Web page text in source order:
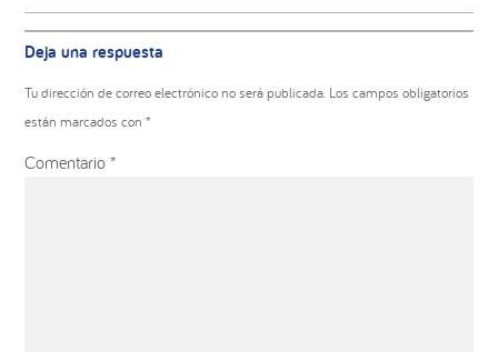
Interacciones
con
los
lectores
Deja una respuesta
Tu dirección de correo electrónico no será publicada. Los campos obligatorios
están marcados con*
Comentario*